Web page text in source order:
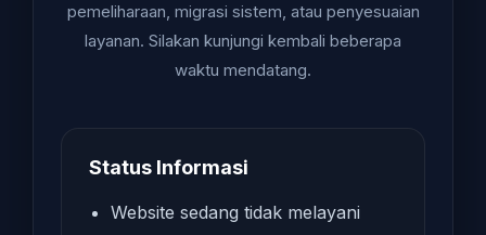
pemeliharaan, migrasi sistem, atau penyesuaian
layanan. Silakan kunjungi kembali beberapa
waktu mendatang.
Status Informasi
Website sedang tidak melayani